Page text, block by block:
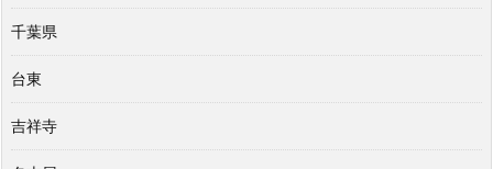
千葉県
台東
吉祥寺